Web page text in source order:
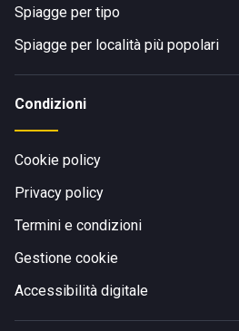
Spiagge per tipo
Spiagge per località più popolari
Condizioni
Cookie policy
Privacy policy
Termini e condizioni
Gestione cookie
Accessibilità digitale